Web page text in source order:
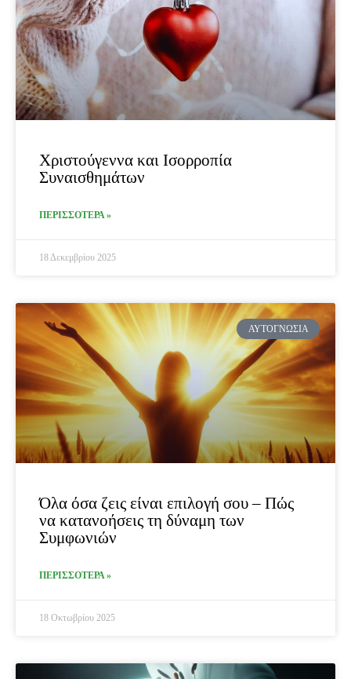
Χριστούγεννα και Ισορροπία
Συναισθημάτων
ΠΕΡΙΣΣΟΤΕΡΑ »
18 Δεκεμβρίου 2025
ΑΥΤΟΓΝΩΣΊΑ
Όλα όσα ζεις είναι επιλογή σου – Πώς
να κατανοήσεις τη δύναμη των
Συμφωνιών
ΠΕΡΙΣΣΟΤΕΡΑ »
18 Οκτωβρίου 2025